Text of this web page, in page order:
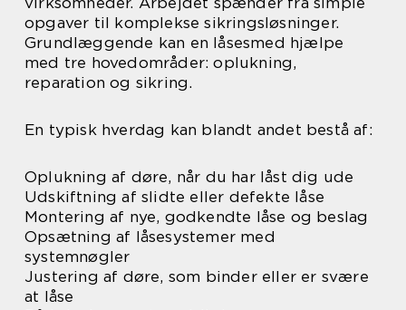
opgaver til komplekse sikringsløsninger.
Grundlæggende kan en låsesmed hjælpe
med tre hovedområder: oplukning,
reparation og sikring.
En typisk hverdag kan blandt andet bestå af:
Oplukning af døre, når du har låst dig ude
Udskiftning af slidte eller defekte låse
Montering af nye, godkendte låse og beslag
Opsætning af låsesystemer med
systemnøgler
Justering af døre, som binder eller er svære
at låse